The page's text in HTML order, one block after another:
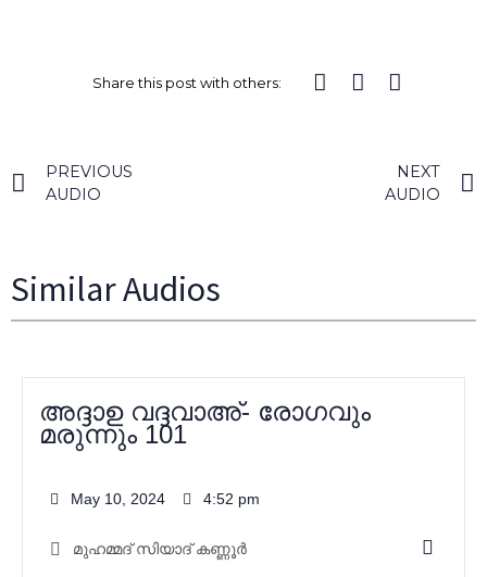
Share this post with others:
PREVIOUS
AUDIO
NEXT
AUDIO
Similar Audios
അദ്ദാഉ വദ്ദവാഅ്- രോഗവും
മരുന്നും 101
May 10, 2024 4:52 pm
മുഹമ്മദ്‌ സിയാദ് കണ്ണൂർ